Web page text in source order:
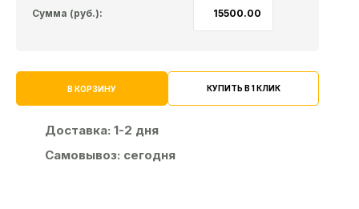
Сумма (руб.):
В КОРЗИНУ КУПИТЬ В 1 КЛИК
Доставка: 1-2 дня
Самовывоз: сегодня